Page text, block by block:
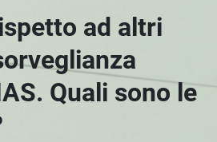
ad altri
Quali sono le